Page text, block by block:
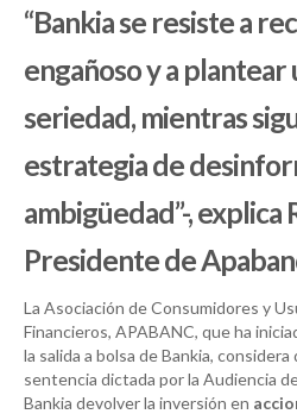
“Bankia se resiste a
engañoso y a plantear
seriedad, mientras
estrategia de
ambigüedad”-, explica
Presidente de
La Asociación de Consumidores y
Financieros, APABANC, que ha
la salida a bolsa de Bankia, considera
sentencia dictada por la Audiencia
Bankia devolver la inversión en